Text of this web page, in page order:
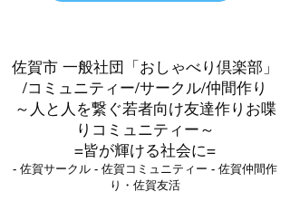
佐賀市 一般社団「おしゃべり倶楽部」
/コミュニティー/サークル/仲間作り
～人と人を繋ぐ若者向け友達作りお喋
りコミュニティー～
=皆が輝ける社会に=
- 佐賀サークル - 佐賀コミュニティー - 佐賀仲間作
り・佐賀友活